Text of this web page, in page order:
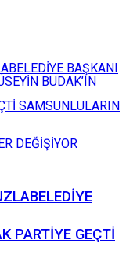
PARTİYE GEÇTİ